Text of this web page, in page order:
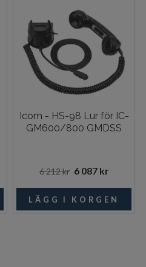
Icom - HS-98 Lur för IC-
GM600/800 GMDSS
6 212 kr 6 087 kr